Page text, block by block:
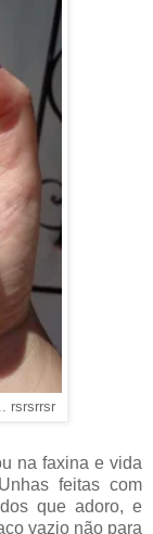
rsrsrrsr
na faxina e vida
feitas com
que adoro, e
vazio não para